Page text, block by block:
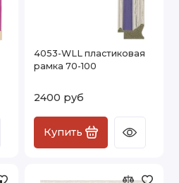
4053-WLL пластиковая
рамка 70-100
2400 руб
Купить